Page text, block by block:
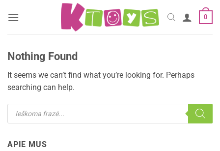
0
Nothing Found
It seems we can’t find what you’re looking for. Perhaps
searching can help.
Products
search
APIE MUS